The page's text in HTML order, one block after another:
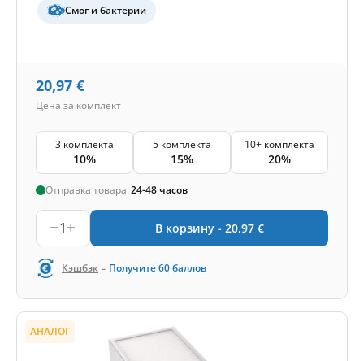
Смог и бактерии
20,97 €
Цена за комплект
3 комплекта
10%
5 комплекта
15%
10+ комплекта
20%
Отправка товара:24-48 часов
1 В корзину - 20,97 €
Кэшбэк - Получите60баллов
АНАЛОГ